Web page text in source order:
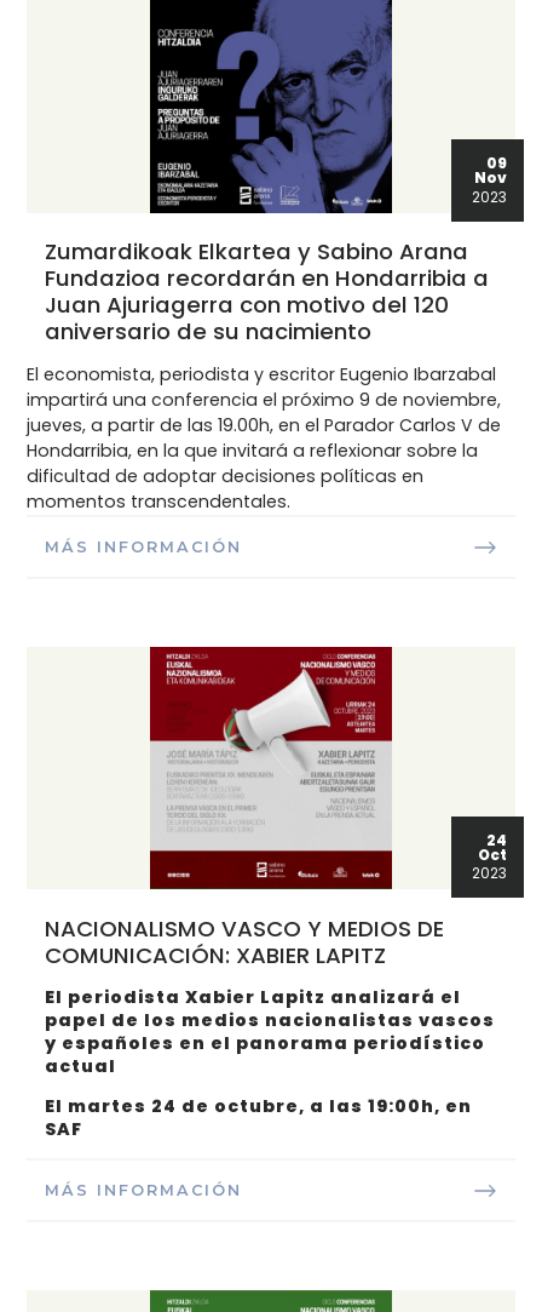
09
Nov
2023
Zumardikoak Elkartea y Sabino Arana
Fundazioa recordarán en Hondarribia a
Juan Ajuriagerra con motivo del 120
aniversario de su nacimiento
El economista, periodista y escritor Eugenio Ibarzabal
impartirá una conferencia el próximo 9 de noviembre,
jueves, a partir de las 19.00h, en el Parador Carlos V de
Hondarribia, en la que invitará a reflexionar sobre la
dificultad de adoptar decisiones políticas en
momentos transcendentales.
MÁS INFORMACIÓN
24
Oct
2023
NACIONALISMO VASCO Y MEDIOS DE
COMUNICACIÓN: XABIER LAPITZ
El periodista Xabier Lapitz analizará el
papel de los medios nacionalistas vascos
y españoles en el panorama periodístico
actual
El martes 24 de octubre, a las 19:00h, en
SAF
MÁS INFORMACIÓN